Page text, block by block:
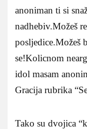
anoniman ti si
nadhebiv.Možeš
posljedice.Možeš
se!Kolicnom
idol masam
Gracija rubrika
Tako su dvojica